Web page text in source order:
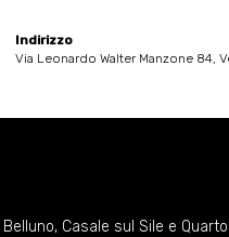
Indirizzo
Via Leonardo Walter Manzone 84,
Belluno, Casale sul Sile e